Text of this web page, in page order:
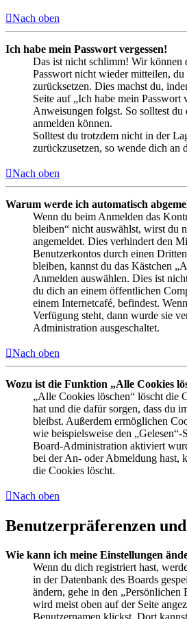
Nach oben
Ich habe mein Passwort vergessen!
Das ist nicht schlimm! Wir können
Passwort nicht wieder mitteilen, du
zurücksetzen. Dies machst du,
Seite auf „Ich habe mein Passwort
Anweisungen folgst. So solltest
anmelden können.
Solltest du trotzdem nicht in der
zurückzusetzen, so wende dich
Nach oben
Warum werde ich automatisch
Wenn du beim Anmelden das
bleiben“ nicht auswählst, wirst du
angemeldet. Dies verhindert den
Benutzerkontos durch einen
bleiben, kannst du das Kästchen
Anmelden auswählen. Dies ist
du dich an einem öffentlichen
einem Internetcafé, befindest.
Verfügung steht, dann wurde sie
Administration ausgeschaltet.
Nach oben
Wozu ist die Funktion „Alle Cookies
„Alle Cookies löschen“ löscht die
hat und die dafür sorgen, dass du
bleibst. Außerdem ermöglichen
wie beispielsweise den „Gelesen“-
Board-Administration aktiviert
bei der An- oder Abmeldung hast,
die Cookies löscht.
Nach oben
Benutzerpräferenzen
Wie kann ich meine Einstellungen
Wenn du dich registriert hast,
in der Datenbank des Boards
ändern, gehe in den
wird meist oben auf der Seite
Benutzernamen klickst. Dort